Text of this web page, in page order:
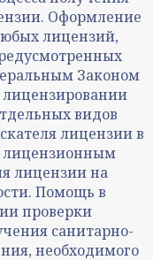
Оформление
лицензий,
Законом
лицензировании
видов
лицензии в
лицензионным
лицензии на
Помощь в
проверки
санитарно-
необходимого